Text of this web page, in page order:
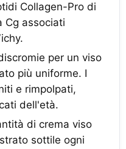
Collagen-Pro di
Cg associati
per un viso
più uniforme. I
e rimpolpati,
dell'età.
di crema viso
sottile ogni